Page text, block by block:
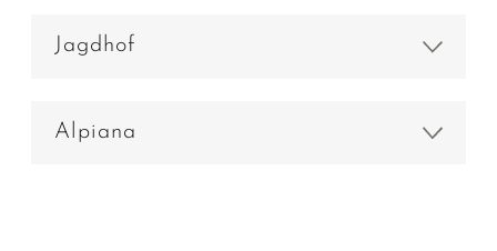
Jagdhof
Alpiana